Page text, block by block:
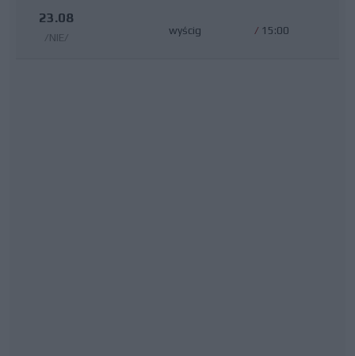
23.08
/NIE/
wyścig / 15:00